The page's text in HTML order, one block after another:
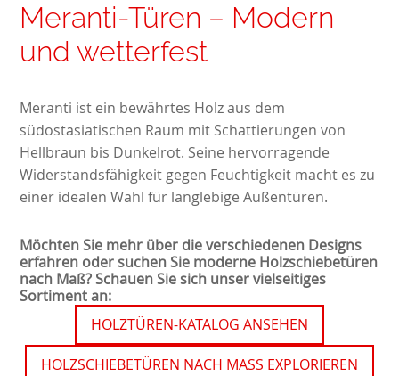
Meranti-Türen – Modern
und wetterfest
Meranti ist ein bewährtes Holz aus dem
südostasiatischen Raum mit Schattierungen von
Hellbraun bis Dunkelrot. Seine hervorragende
Widerstandsfähigkeit gegen Feuchtigkeit macht es zu
einer idealen Wahl für langlebige Außentüren.
Möchten Sie mehr über die verschiedenen Designs
erfahren oder suchen Sie moderne Holzschiebetüren
nach Maß? Schauen Sie sich unser vielseitiges
Sortiment an:
HOLZTÜREN-KATALOG ANSEHEN
HOLZSCHIEBETÜREN NACH MASS EXPLORIEREN